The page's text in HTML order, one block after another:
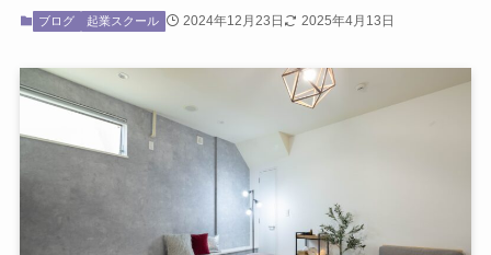
ブログ 起業スクール 2024年12月23日 2025年4月13日